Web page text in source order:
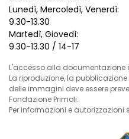
Lunedì, Mercoledì, Venerdì:
9.30-13.30
Martedì, Giovedì:
9.30-13.30 / 14-17
L'accesso alla documentazione
La riproduzione, la
delle immagini deve essere
Fondazione Primoli.
Per informazioni e